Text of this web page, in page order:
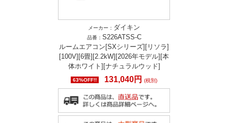
メーカー： ダイキン
品番： S226ATSS-C
ルームエアコン[SXシリーズ][リソラ]
[100V][6畳][2.2kW][2026年モデル][本
体ホワイト][ナチュラルウッド]
63%OFF!! 131,040円 (税別)